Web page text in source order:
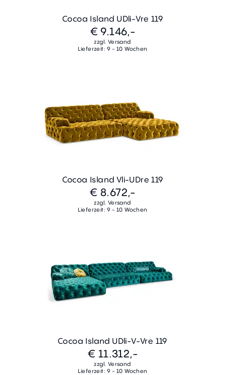
Cocoa Island UDli-Vre 119
€ 9.146,-
zzgl. Versand
Lieferzeit: 9 - 10 Wochen
Cocoa Island Vli-UDre 119
€ 8.672,-
zzgl. Versand
Lieferzeit: 9 - 10 Wochen
Cocoa Island UDli-V-Vre 119
€ 11.312,-
zzgl. Versand
Lieferzeit: 9 - 10 Wochen